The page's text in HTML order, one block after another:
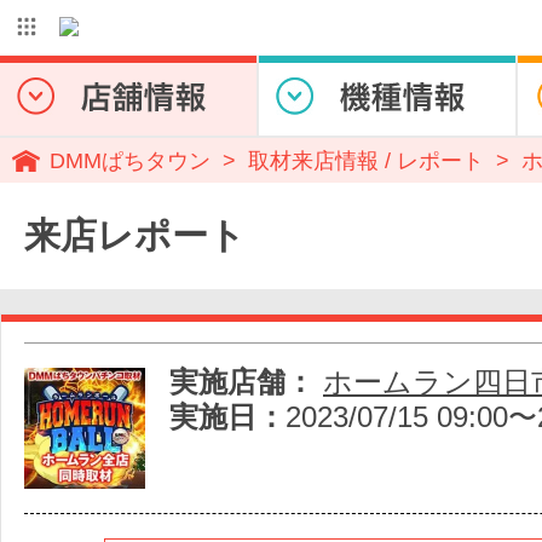
DMMぱちタウン 取材来店情報 / レポート
来店レポート
実施店舗：
ホームラン四日
実施日： 2023/07/15 09:00